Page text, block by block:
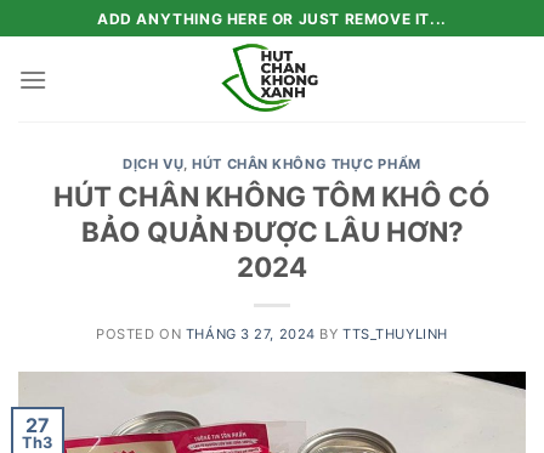
to
content
ADD ANYTHING HERE OR JUST REMOVE IT...
DỊCH VỤ,HÚT CHÂN KHÔNG THỰC PHẨM
HÚT CHÂN KHÔNG TÔM KHÔ CÓ
BẢO QUẢN ĐƯỢC LÂU HƠN?
2024
POSTED ON THÁNG 3 27, 2024 BYTTS_THUYLINH
27
Th3